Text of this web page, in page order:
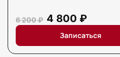
6 200 ₽ 4 800 ₽
Записаться